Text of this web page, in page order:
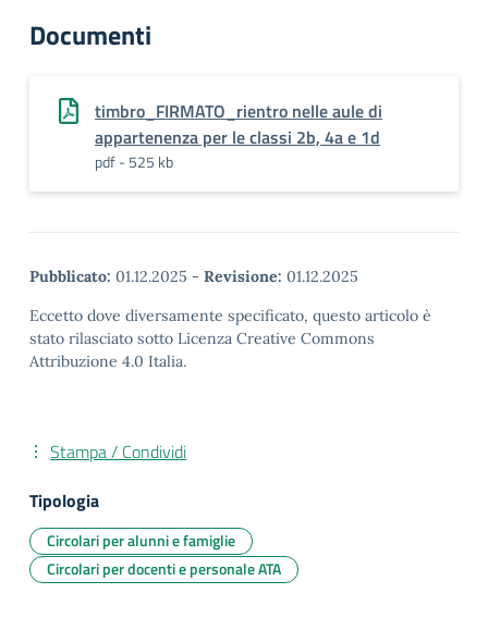
Documenti
timbro_FIRMATO_rientro nelle aule di
appartenenza per le classi 2b, 4a e 1d
pdf - 525 kb
Pubblicato: 01.12.2025 - Revisione: 01.12.2025
Eccetto dove diversamente specificato, questo articolo è
stato rilasciato sotto Licenza Creative Commons
Attribuzione 4.0 Italia.
Stampa / Condividi
Tipologia
Circolari per alunni e famiglie
Circolari per docenti e personale ATA